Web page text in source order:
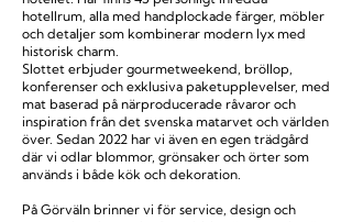
hotellrum, alla med handplockade färger, möbler
och detaljer som kombinerar modern lyx med
historisk charm.
Slottet erbjuder gourmetweekend, bröllop,
konferenser och exklusiva paketupplevelser, med
mat baserad på närproducerade råvaror och
inspiration från det svenska matarvet och världen
över. Sedan 2022 har vi även en egen trädgård
där vi odlar blommor, grönsaker och örter som
används i både kök och dekoration.
På Görväln brinner vi för service, design och